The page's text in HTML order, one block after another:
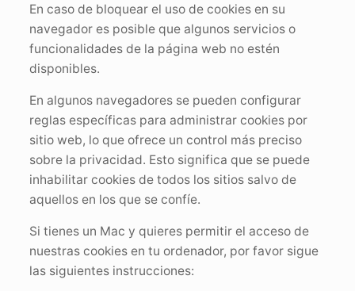
En caso de bloquear el uso de cookies en su
navegador es posible que algunos servicios o
funcionalidades de la página web no estén
disponibles.
En algunos navegadores se pueden configurar
reglas específicas para administrar cookies por
sitio web, lo que ofrece un control más preciso
sobre la privacidad. Esto significa que se puede
inhabilitar cookies de todos los sitios salvo de
aquellos en los que se confíe.
Si tienes un Mac y quieres permitir el acceso de
nuestras cookies en tu ordenador, por favor sigue
las siguientes instrucciones: